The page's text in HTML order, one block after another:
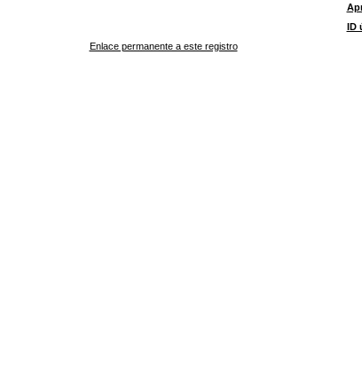
ID
Enlace permanente a este registro